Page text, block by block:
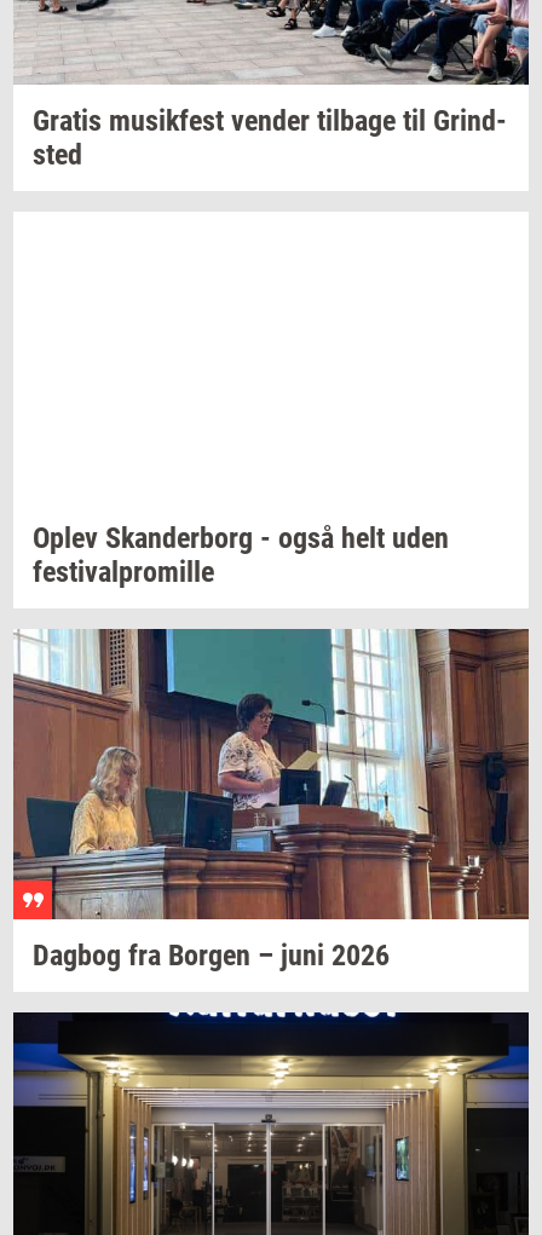
Gra­tis mu­sik­fest ven­der til­ba­ge til Grind­
sted
Oplev Skan­der­borg - også helt uden
festi­val­pro­mil­le
Dag­bog fra Bor­gen – juni 2026